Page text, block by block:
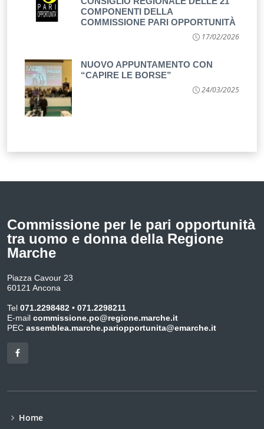
COMPONENTI DELLA
COMMISSIONE PARI OPPORTUNITÀ
17/02/2026
NUOVO APPUNTAMENTO CON
“CAPIRE LE BORSE”
24/03/2025
Commissione per le pari opportunità
tra uomo e donna della Regione
Marche
Piazza Cavour 23
60121 Ancona
Tel 071.2298482 • 071.2298211
E-mail commissione.po@regione.marche.it
PEC assemblea.marche.pariopportunita@emarche.it
Home